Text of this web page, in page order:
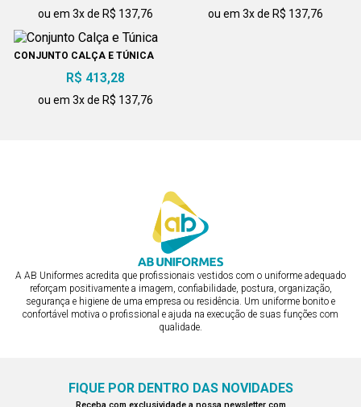
ou em 3x de R$ 137,76 ou em 3x de R$ 137,76
CONJUNTO CALÇA E TÚNICA
R$ 413,28
ou em 3x de R$ 137,76